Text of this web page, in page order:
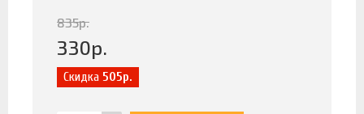
835р.
330р.
Скидка 505р.